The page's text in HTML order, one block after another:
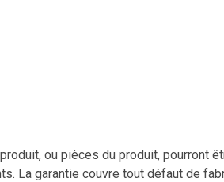
ou pièces du produit, pourront
La garantie couvre tout défaut de